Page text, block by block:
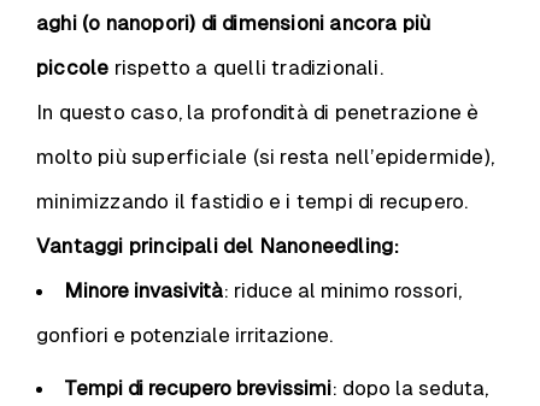
aghi (o nanopori) di dimensioni ancora più
piccole rispetto a quelli tradizionali.
In questo caso, la profondità di penetrazione è
molto più superficiale (si resta nell’epidermide),
minimizzando il fastidio e i tempi di recupero.
Vantaggi principali del Nanoneedling:
Minore invasività: riduce al minimo rossori,
gonfiori e potenziale irritazione.
Tempi di recupero brevissimi: dopo la seduta,